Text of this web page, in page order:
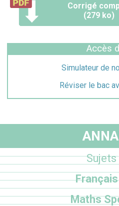
Corrigé
(279 ko)
Accès
Simulateur de
Réviser le bac
Sujets
Maths